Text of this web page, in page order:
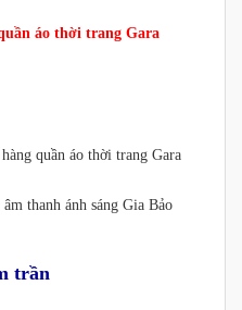
áo thời trang Gara
quần áo thời trang Gara
thanh ánh sáng Gia Bảo
trần